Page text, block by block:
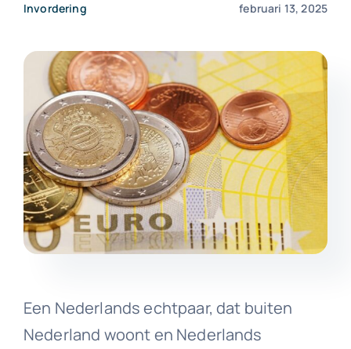
Invordering februari 13, 2025
Een Nederlands echtpaar, dat buiten
Nederland woont en Nederlands